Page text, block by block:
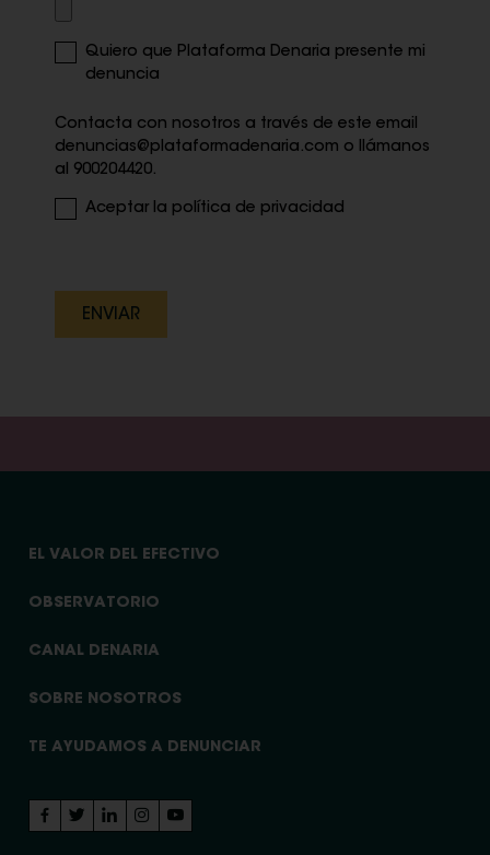
Quiero que Plataforma Denaria presente mi
denuncia
Contacta con nosotros a través de este email
denuncias@plataformadenaria.com o llámanos
al 900204420.
Aceptar la política de privacidad
EL VALOR DEL EFECTIVO
OBSERVATORIO
CANAL DENARIA
SOBRE NOSOTROS
TE AYUDAMOS A DENUNCIAR